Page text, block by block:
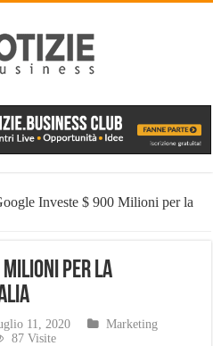
Investe $ 900 Milioni per la
Milioni per la
11, 2020
Marketing
87 Visite